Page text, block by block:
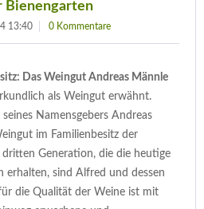
Bienengarten
13:40 0 Kommentare
Das Weingut Andreas Männle
als Weingut erwähnt.
Namensgebers Andreas
im Familienbesitz der
Generation, die die heutige
erhalten, sind Alfred und dessen
die Qualität der Weine ist mit